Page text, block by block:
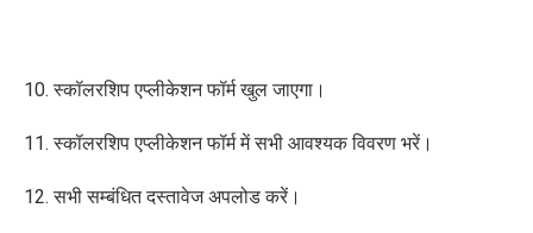
10. स्कॉलरशिप एप्लीकेशन फॉर्म खुल जाएगा।
11. स्कॉलरशिप एप्लीकेशन फॉर्म में सभी आवश्यक विवरण भरें।
12. सभी सम्बंधित दस्तावेज अपलोड करें।